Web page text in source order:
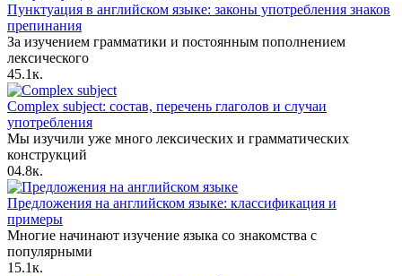
Пунктуация в английском языке: законы употребления знаков
препинания
За изучением грамматики и постоянным пополнением
лексического
45.1к.
Complex subject: состав, перечень глаголов и случаи
употребления
Мы изучили уже много лексических и грамматических
конструкций
04.8к.
Предложения на английском языке: классификация и
примеры
Многие начинают изучение языка со знакомства с
популярными
1 5.1к.